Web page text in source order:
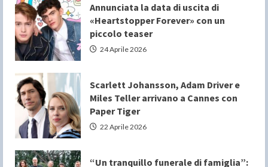
Annunciata la data di uscita di
«Heartstopper Forever» con un
piccolo teaser
24 Aprile 2026
Scarlett Johansson, Adam Driver e
Miles Teller arrivano a Cannes con
Paper Tiger
22 Aprile 2026
“Un tranquillo funerale di famiglia”: